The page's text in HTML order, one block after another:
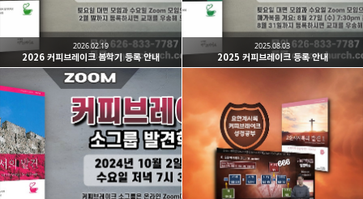
2026 커피브레이크 봄학기 등록 안내
2026.02.19
2025 커피브레이크 등록 안내
2025.08.03